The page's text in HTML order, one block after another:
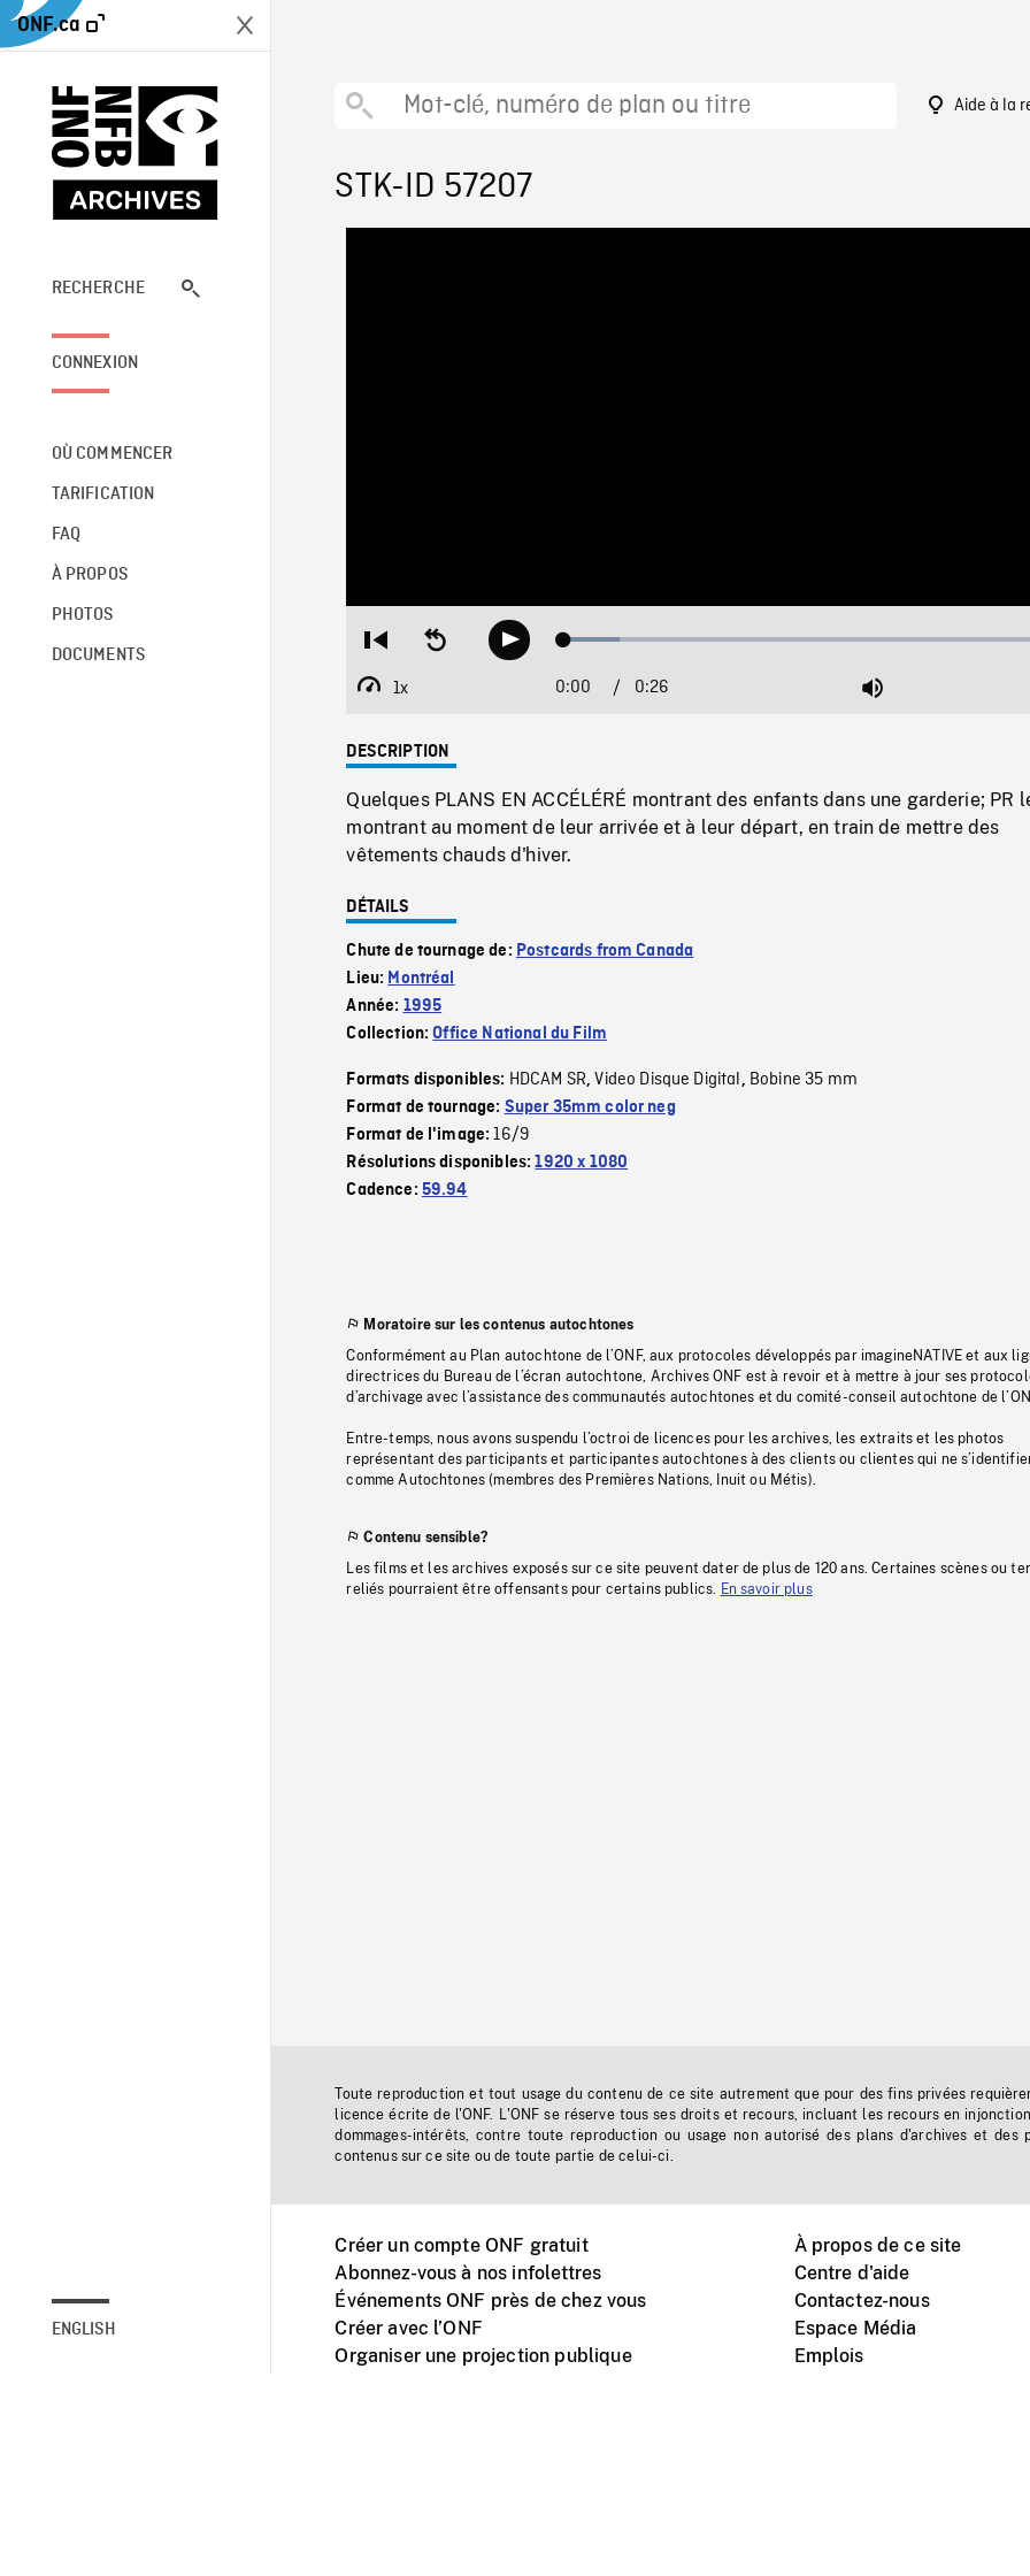
ONF.ca
RECHERCHE
CONNEXION
OÙ COMMENCER
TARIFICATION
FAQ
À PROPOS
PHOTOS
DOCUMENTS
ENGLISH
Aide à la
STK-ID 57207
Restart
beginning
Seek
backwardPlay Loaded:
1x
Playback
Current
0:00 / Duration
0:26 Mute
DESCRIPTION
Quelques PLANS EN ACCÉLÉRÉ montrant des enfants dans une garderie; PR
montrant au moment de leur arrivée et à leur départ, en train de mettre des
vêtements chauds d'hiver.
DÉTAILS
Chute de tournage de: Postcards from Canada
Lieu: Montréal
Année: 1995
Collection:Office National du Film
Formats disponibles: HDCAM SR,Video Disque Digital, Bobine 35 mm
Format de tournage: Super 35mm color neg
Format de l'image:16/9
Résolutions disponibles:1920 x 1080
Cadence: 59.94
Moratoire sur les contenus autochtones
Conformément au Plan autochtone de l’ONF, aux protocoles développés par imagineNATIVE et aux
directrices du Bureau de l’écran autochtone, Archives ONF est à revoir et à mettre à jour ses
d’archivage avec l’assistance des communautés autochtones et du comité-conseil autochtone de
Entre-temps, nous avons suspendu l’octroi de licences pour les archives, les extraits et les photos
représentant des participants et participantes autochtones à des clients ou clientes qui ne
comme Autochtones (membres des Premières Nations, Inuit ou Métis).
Contenu sensible?
Les films et les archives exposés sur ce site peuvent dater de plus de 120 ans. Certaines scènes ou
reliés pourraient être offensants pour certains publics.
En savoir plus
Toute reproduction et tout usage du contenu de ce site autrement que pour des fins privées
licence écrite de l'ONF. L'ONF se réserve tous ses droits et recours, incluant les recours en
dommages-intérêts, contre toute reproduction ou usage non autorisé des plans d'archives et des
contenus sur ce site ou de toute partie de celui-ci.
Créer un compte ONF gratuit
Abonnez-vous à nos infolettres
Événements ONF près de chez vous
Créer avec l’ONF
Organiser une projection publique
À propos de ce site
Centre d'aide
Contactez-nous
Espace Média
Emplois